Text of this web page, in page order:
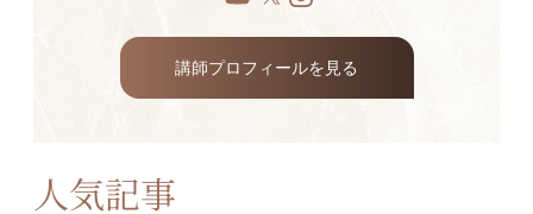
講師プロフィールを見る
人気記事